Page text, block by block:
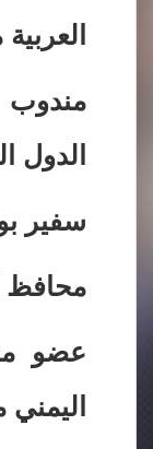
العربية
مندوب
الدول
سفير
محافظ
عضو
اليمني من